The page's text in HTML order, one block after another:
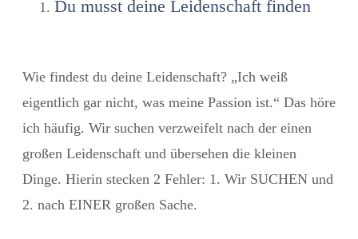
Du musst deine Leidenschaft finden
Wie findest du deine Leidenschaft? „Ich weiß
eigentlich gar nicht, was meine Passion ist.“ Das höre
ich häufig. Wir suchen verzweifelt nach der einen
großen Leidenschaft und übersehen die kleinen
Dinge. Hierin stecken 2 Fehler: 1. Wir SUCHEN und
2. nach EINER großen Sache.